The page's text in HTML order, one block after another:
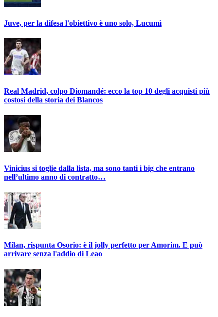
Juve, per la difesa l'obiettivo è uno solo, Lucumì
Real Madrid, colpo Diomandé: ecco la top 10 degli acquisti più
costosi della storia dei Blancos
Vinicius si toglie dalla lista, ma sono tanti i big che entrano
nell’ultimo anno di contratto…
Milan, rispunta Osorio: è il jolly perfetto per Amorim. E può
arrivare senza l'addio di Leao